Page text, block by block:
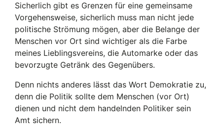
Sicherlich gibt es Grenzen für eine gemeinsame
Vorgehensweise, sicherlich muss man nicht jede
politische Strömung mögen, aber die Belange der
Menschen vor Ort sind wichtiger als die Farbe
meines Lieblingsvereins, die Automarke oder das
bevorzugte Getränk des Gegenübers.
Denn nichts anderes lässt das Wort Demokratie zu,
denn die Politik sollte dem Menschen (vor Ort)
dienen und nicht dem handelnden Politiker sein
Amt sichern.